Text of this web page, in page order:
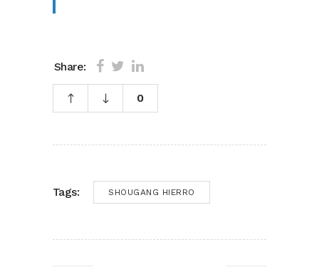
Share:
0
Tags: SHOUGANG HIERRO